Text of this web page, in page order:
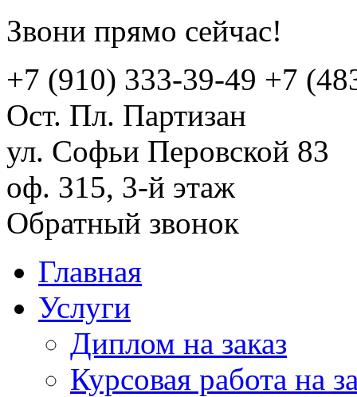
Звони прямо сейчас!
+7 (910) 333-39-49 +7
Ост. Пл. Партизан
ул. Софьи Перовской 83
оф. 315, 3-й этаж
Обратный звонок
Главная
Услуги
Диплом на заказ
Курсовая работа на